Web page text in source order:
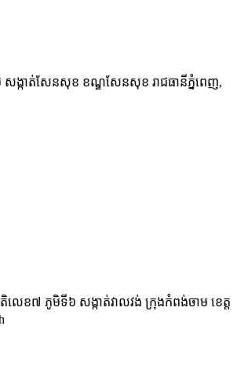
សង្កាត់សែនសុខ ខណ្ឌសែនសុខ រាជធានីភ្នំពេញ,
តិលេខ៧ ភូមិទី៦ សង្កាត់វាលវង់ ក្រុងកំពង់ចាម ខេត្ត